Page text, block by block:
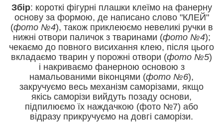
Збір: короткі фігурні плашки клеїмо на фанерну
основу за формою, де написано слово "КЛЕЙ"
(фото №4), також приклеюємо невеликі ручки в
нижні отвори паличок з тваринами (фото №4);
чекаємо до повного висихання клею, після цього
вкладаємо тварин у порожні отвори (фото №5)
і накриваємо фанерною основою з
намальованими віконцями (фото №6),
закручуємо весь механізм саморізами, якщо
якісь саморізи вийдуть позаду основи,
підпилюємо їх наждачкою (фото №7) або
відразу прикручуємо на довгі саморізи.